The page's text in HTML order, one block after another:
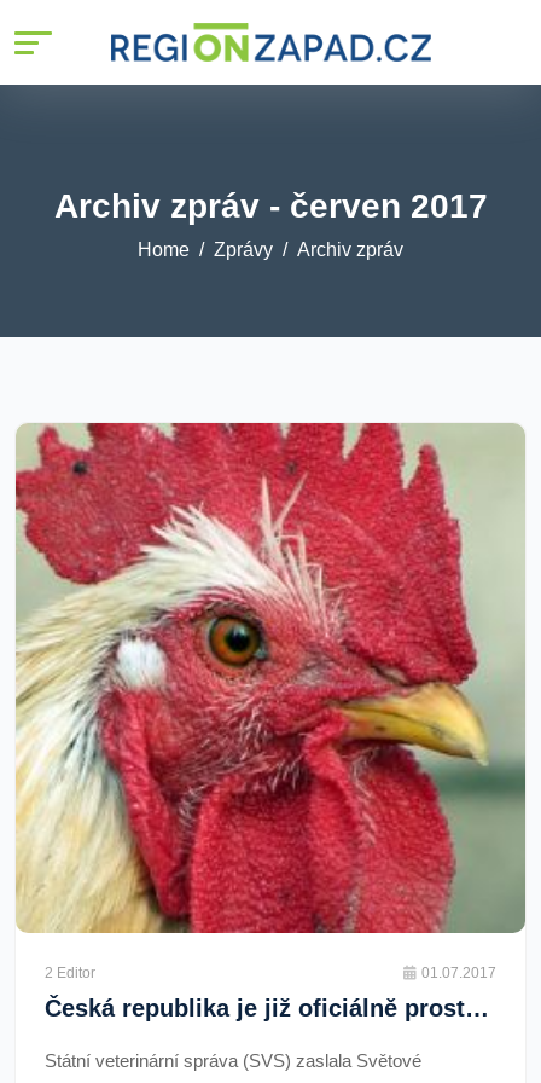
Archiv zpráv - červen 2017
Home Zprávy Archiv zpráv
2 Editor 01.07.2017
Česká republika je již oficiálně prostá nákazy ptačí chřipkou
Státní veterinární správa (SVS) zaslala Světové